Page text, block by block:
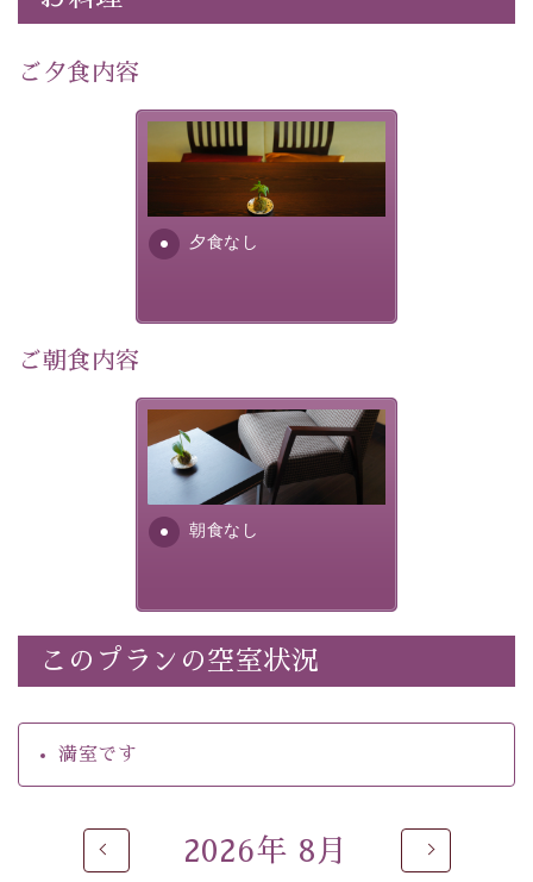
徹底した衛生管理を行っております。
-------------------------------------------------
・諏訪大社4社を巡る無料参拝バス（事前予約制）
・館内着をご用意
・駐車場完備
・チェックイン15時、チェックアウト10時
自家源泉「美翠源泉」は酸化の進みが遅く新鮮で若返り
の効果が高い、極めて希有な源泉です。身も心も癒され
るご入浴をお愉しみください。
温泉の成分に合わせ、防菌防カビの特殊素材の畳を使
用。 足元が柔らかく、そして滑りにくい畳のお風呂で
ご了承のほどお願いいたします。
眺望はございませんが、源泉掛け流しの温泉の質を楽し
貸切温泉風呂
です。ゆったりといやされるプライベー
ご夕食内容
夕食なし
夕食なしご夕食を追加される
場合は、二食付きのプランを
お選びくださいませ。
ご朝食内容
朝食なし
朝食なし。ご朝食を付ける場
合は朝食付きのプランをお選
びくださいませ。
このプランの空室状況
満室です
2026年 8月